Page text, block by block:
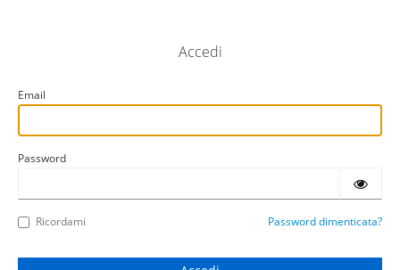
Accedi
Email
Password
Ricordami Password dimenticata?